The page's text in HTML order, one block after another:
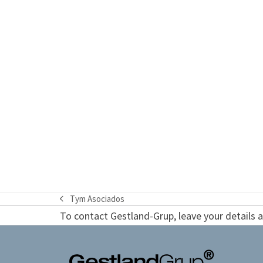
previous
post:
Tym Asociados
To contact Gestland-Grup, leave your details